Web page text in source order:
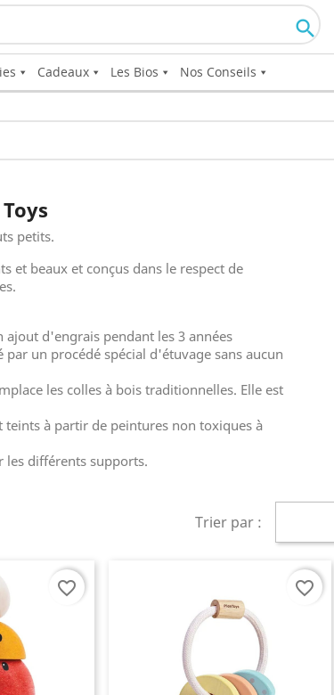

Cadeaux Les Bios Nos Conseils
petits.
et beaux et conçus dans le respect de
d'engrais pendant les 3 années
un procédé spécial d'étuvage sans aucun
les colles à bois traditionnelles. Elle est
teints à partir de peintures non toxiques à
les différents supports.
Trier par :
favorite_border favorite_border